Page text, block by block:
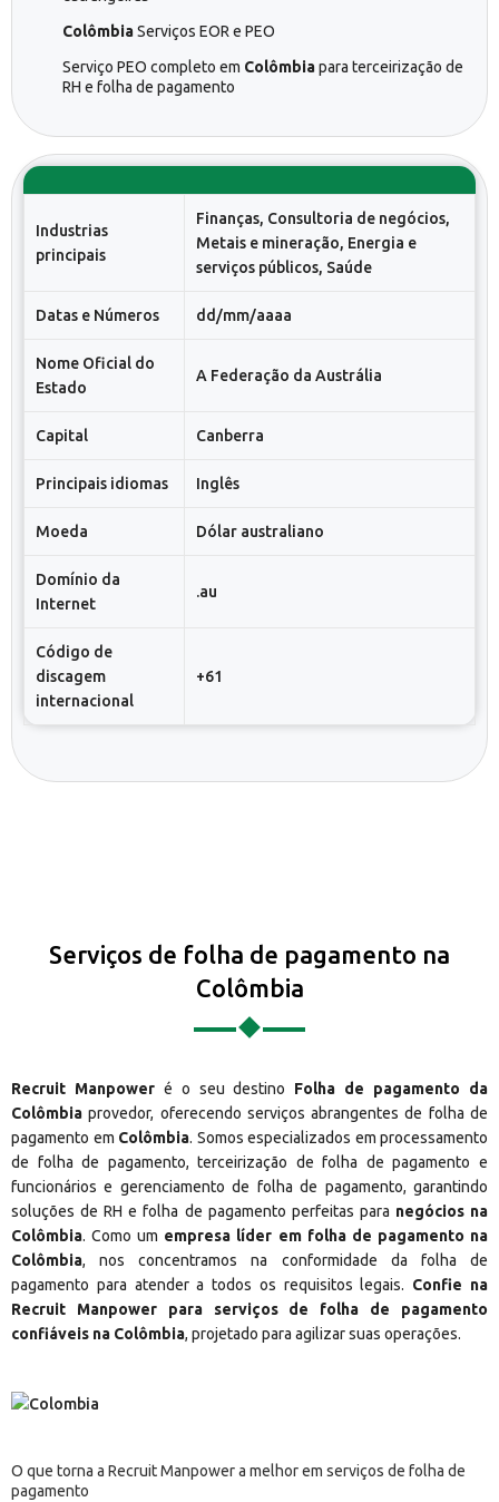
ColômbiaServiços EOR e PEO
Serviço PEO completo em Colômbiapara terceirização de
RH e folha de pagamento
Industrias
principais
Finanças, Consultoria de negócios,
Metais e mineração, Energia e
serviços públicos, Saúde
Datas e Números dd/mm/aaaa
Nome Oficial do
Estado
A Federação da Austrália
Capital Canberra
Principais idiomas Inglês
Moeda Dólar australiano
Domínio da
Internet
.au
Código de
discagem
internacional
+61
Serviços de folha de pagamento na
Colômbia
Recruit Manpoweré o seu destino Folha de pagamento da
Colômbia provedor, oferecendo serviços abrangentes de folha de
pagamento em Colômbia. Somos especializados em processamento
de folha de pagamento, terceirização de folha de pagamento e
funcionários e gerenciamento de folha de pagamento, garantindo
soluções de RH e folha de pagamento perfeitas para negócios na
Colômbia. Como um empresa líder em folha de pagamento na
Colômbia, nos concentramos na conformidade da folha de
pagamento para atender a todos os requisitos legais. Confie na
Recruit Manpower para serviços de folha de pagamento
confiáveis na Colômbia, projetado para agilizar suas operações.
O que torna a Recruit Manpower a melhor em serviços de folha de
pagamento